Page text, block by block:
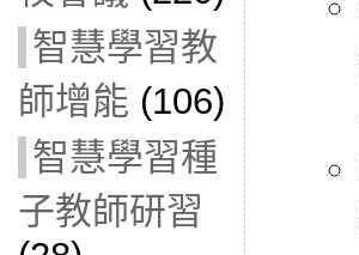
智慧學習教
師增能 (106)
智慧學習種
子教師研習